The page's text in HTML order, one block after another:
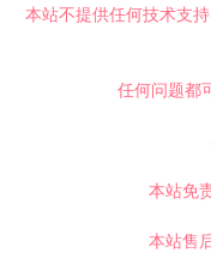
本站不提供任何技术支
任何问题都
本站免
本站售